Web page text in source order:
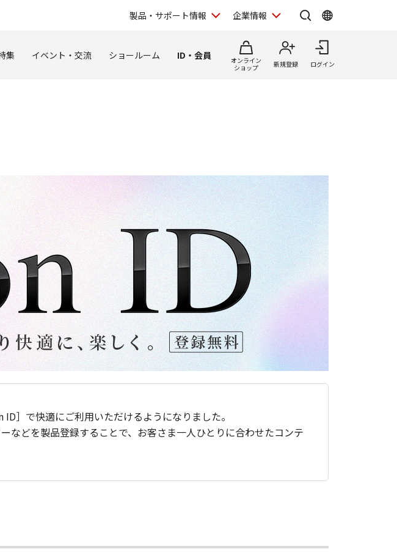
製品・サポート情報 企業情報
集 イベント・交流 ショールーム ID・会員
オンライン
ショップ
新規登録 ログイン
］で快適にご利用いただけるようになりました。
などを製品登録することで、お客さま一人ひとりに合わせたコンテ